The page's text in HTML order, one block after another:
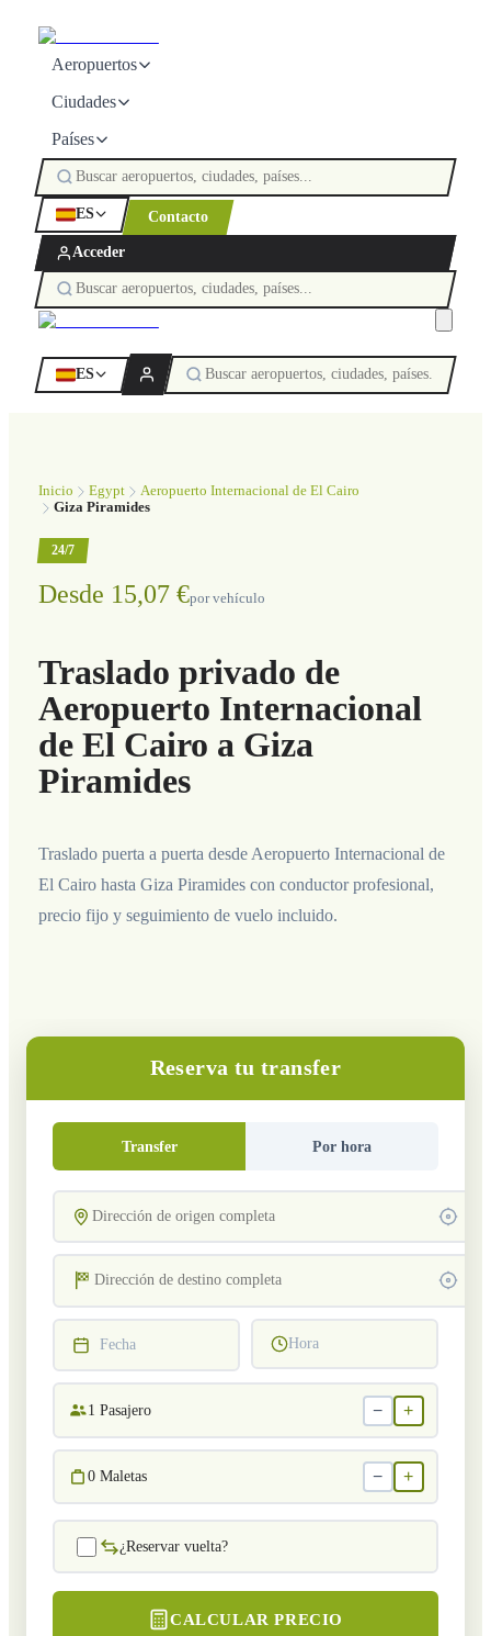
Aeropuertos
Ciudades
Países
ES Contacto
Acceder
ES
Inicio Egypt
Aeropuerto Internacional de El Cairo
Giza Piramides
24/7
Desde 15,07 €por vehículo
Traslado privado de
Aeropuerto Internacional
de El Cairo a Giza
Piramides
Traslado puerta a puerta desde Aeropuerto Internacional de
El Cairo hasta Giza Piramides con conductor profesional,
precio fijo y seguimiento de vuelo incluido.
Reserva tu transfer
Transfer Por hora
Fecha Hora
1 Pasajero − +
0 Maletas − +
¿Reservar vuelta?
CALCULAR PRECIO